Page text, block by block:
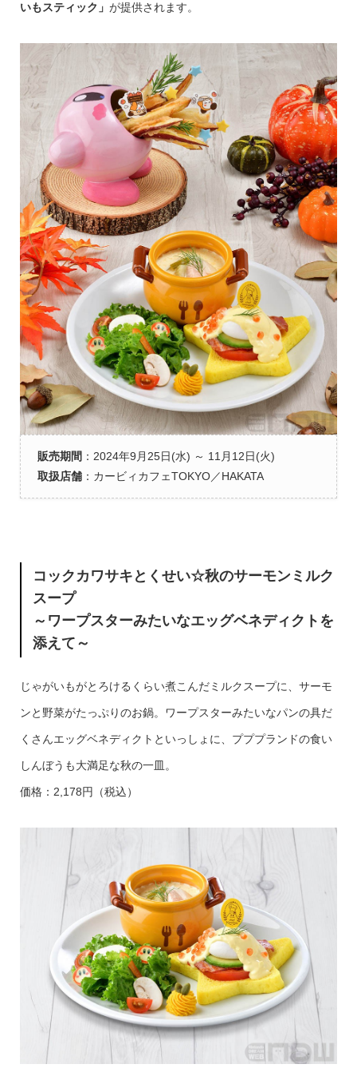
いもスティック」 が提供されます。
販売期間 ：2024年9月25日(水) ～ 11月12日(火)
取扱店舗：カービィカフェTOKYO／HAKATA
コックカワサキとくせい☆秋のサーモンミルク
スープ
～ワープスターみたいなエッグベネディクトを
添えて～
じゃがいもがとろけるくらい煮こんだミルクスープに、サーモ
ンと野菜がたっぷりのお鍋。ワープスターみたいなパンの具だ
くさんエッグベネディクトといっしょに、プププランドの食い
しんぼうも大満足な秋の一皿。
価格：2,178円（税込）